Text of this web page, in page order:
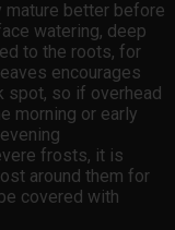
better before
watering, deep
to the roots, for
encourages
spot, so if overhead
morning or early
frosts, it is
around them for
covered with